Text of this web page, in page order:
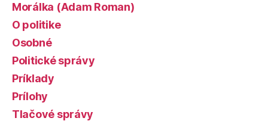
Morálka (Adam Roman)
O politike
Osobné
Politické správy
Príklady
Prílohy
Tlačové správy